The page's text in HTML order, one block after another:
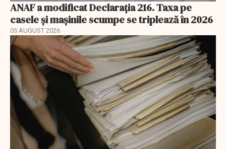
ANAF a modificat Declarația 216. Taxa pe
casele și mașinile scumpe se triplează în 2026
05 AUGUST 2026